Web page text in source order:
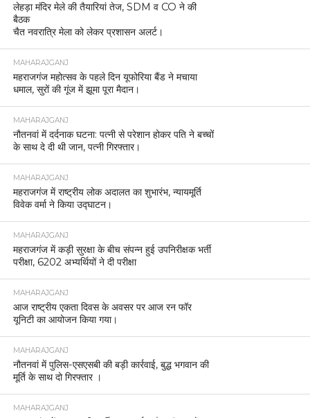
लेहड़ा मंदिर मेले की तैयारियां तेज, SDM व CO ने की
बैठक
चैत नवरात्रि मेला को लेकर प्रशासन अलर्ट।
MAHARAJGANJ
महराजगंज महोत्सव के पहले दिन यूफोरिया बैंड ने मचाया
धमाल, सुरों की गूंज में झूमा पूरा मैदान।
MAHARAJGANJ
नौतनवां में दर्दनाक घटना: पत्नी से परेशान होकर पति ने बच्चों
के साथ दे दी थी जान, पत्नी गिरफ्तार।
MAHARAJGANJ
महराजगंज में राष्ट्रीय लोक अदालत का शुभारंभ, न्यायमूर्ति
विवेक वर्मा ने किया उद्घाटन।
MAHARAJGANJ
महराजगंज में कड़ी सुरक्षा के बीच संपन्न हुई उपनिरीक्षक भर्ती
परीक्षा, 6202 अभ्यर्थियों ने दी परीक्षा
MAHARAJGANJ
आज राष्ट्रीय एकता दिवस के अवसर पर आज रन फॉर
यूनिटी का आयोजन किया गया।
MAHARAJGANJ
नौतनवां में पुलिस-एसएसबी की बड़ी कार्रवाई, बुद्ध भगवान की
मूर्ति के साथ दो गिरफ्तार ।
MAHARAJGANJ